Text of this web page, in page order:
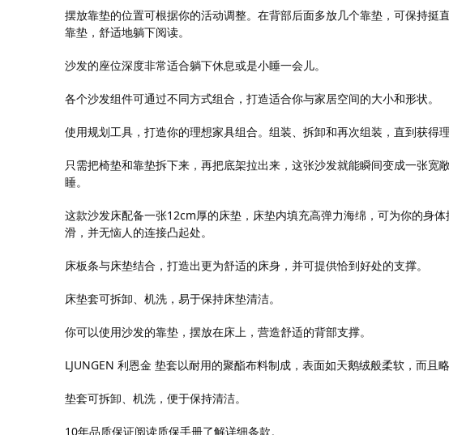
摆放靠垫的位置可根据你的活动调整。在背部后面多放几个靠垫，可保持挺
靠垫，舒适地躺下阅读。
沙发的座位深度非常适合躺下休息或是小睡一会儿。
各个沙发组件可通过不同方式组合，打造适合你与家居空间的大小和形状。
使用规划工具，打造你的理想家具组合。组装、拆卸和再次组装，直到获得理
只需把椅垫和靠垫拆下来，再把底架拉出来，这张沙发就能瞬间变成一张宽
睡。
这款沙发床配备一张12cm厚的床垫，床垫内填充高弹力海绵，可为你的身
滑，并无恼人的连接凸起处。
床板条与床垫结合，打造出更为舒适的床身，并可提供恰到好处的支撑。
床垫套可拆卸、机洗，易于保持床垫清洁。
你可以使用沙发的靠垫，摆放在床上，营造舒适的背部支撑。
LJUNGEN 利恩金 垫套以耐用的聚酯布料制成，表面如天鹅绒般柔软，而且略
垫套可拆卸、机洗，便于保持清洁。
10年品质保证阅读质保手册了解详细条款。